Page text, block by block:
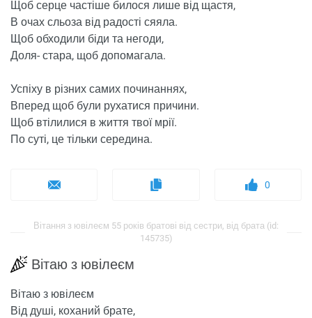
Щоб серце частіше билося лише від щастя,
В очах сльоза від радості сяяла.
Щоб обходили біди та негоди,
Доля- стара, щоб допомагала.
Успіху в різних самих починаннях,
Вперед щоб були рухатися причини.
Щоб втілилися в життя твої мрії.
По суті, це тільки середина.
0
Вітання з ювілеєм 55 років братові від сестри, від брата (id:
145735)
Вітаю з ювілеєм
Вітаю з ювілеєм
Від душі, коханий брате,